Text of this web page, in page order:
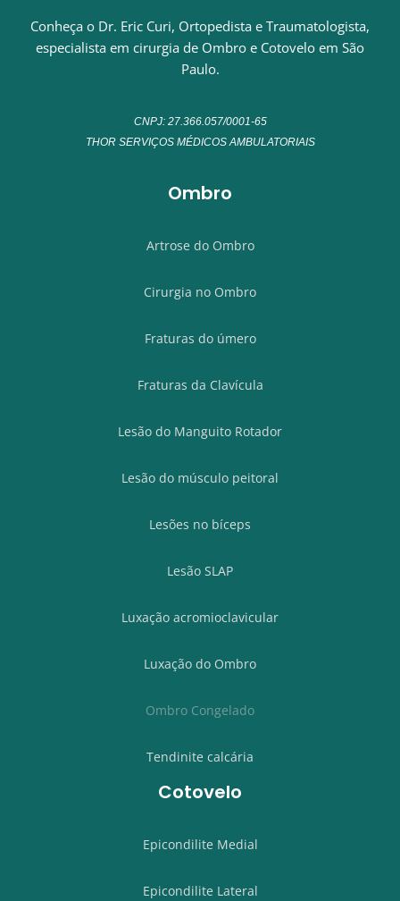
Conheça o Dr. Eric Curi, Ortopedista e Traumatologista,
especialista em cirurgia de Ombro e Cotovelo em São
Paulo.
CNPJ: 27.366.057/0001-65
THOR SERVIÇOS MÉDICOS AMBULATORIAIS
Ombro
Artrose do Ombro
Cirurgia no Ombro
Fraturas do úmero
Fraturas da Clavícula
Lesão do Manguito Rotador
Lesão do músculo peitoral
Lesões no bíceps
Lesão SLAP
Luxação acromioclavicular
Luxação do Ombro
Ombro Congelado
Tendinite calcária
Cotovelo
Epicondilite Medial
Epicondilite Lateral